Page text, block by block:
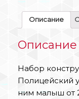
Описание
Описание
Набор
Полицейский
ним малыш от